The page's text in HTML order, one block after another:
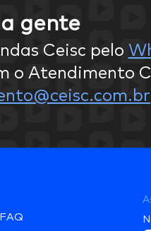
gente
Ceisc pelo
o Atendimento
FAQ